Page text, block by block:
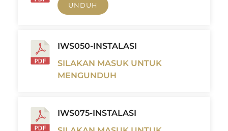
UNDUH
IWS050-INSTALASI
SILAKAN MASUK UNTUK
MENGUNDUH
IWS075-INSTALASI